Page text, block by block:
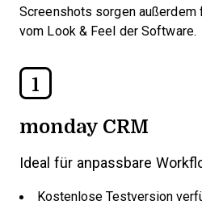
Screenshots sorgen außerdem
vom Look & Feel der Software.
1
monday CRM
Ideal für anpassbare
Kostenlose Testversion